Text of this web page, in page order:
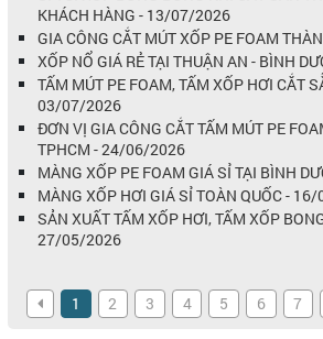
KHÁCH HÀNG - 13/07/2026
GIA CÔNG CẮT MÚT XỐP PE FOAM
XỐP NỔ GIÁ RẺ TẠI THUẬN AN - BÌNH
TẤM MÚT PE FOAM, TẤM XỐP HƠI CẮT
03/07/2026
ĐƠN VỊ GIA CÔNG CẮT TẤM MÚT PE
TPHCM - 24/06/2026
MÀNG XỐP PE FOAM GIÁ SỈ TẠI BÌNH
MÀNG XỐP HƠI GIÁ SỈ TOÀN QUỐC -
SẢN XUẤT TẤM XỐP HƠI, TẤM XỐP
27/05/2026
1 2 3 4 5 6 7